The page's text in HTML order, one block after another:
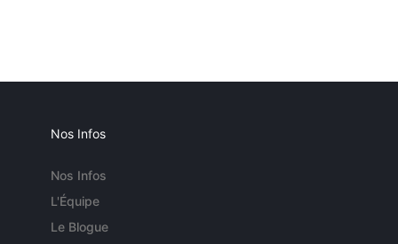
Nos Infos
Nos Infos
L'Équipe
Le Blogue